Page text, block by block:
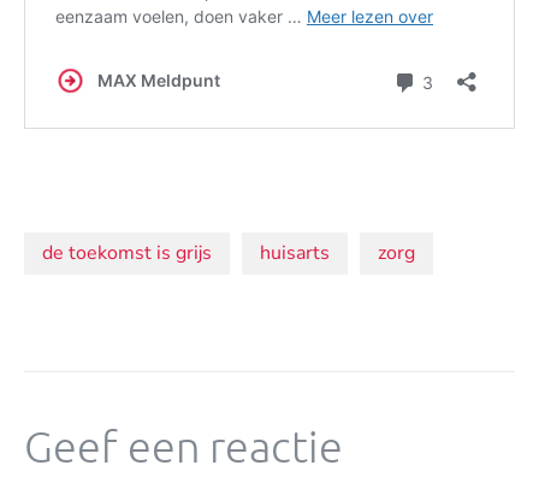
Onderwerpen:
de toekomst is grijs huisarts zorg
Geef een reactie